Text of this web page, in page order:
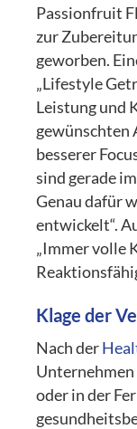
Passionfruit
zur
geworben.
„Lifestyle
Leistung und
gewünschten
besserer
sind gerade
Genau dafür
entwickelt“.
„Immer volle
Klage der
Nach der
oder in der